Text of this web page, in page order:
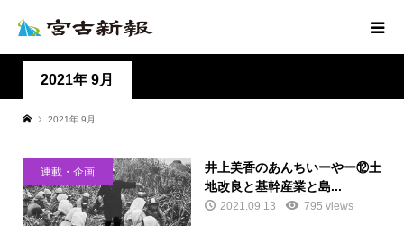
2021年 9月
2021年 9月
連載・企画
井上美香のあんちいーやー⑫土
地改良と基幹産業と島...
2021.09.13 795 views